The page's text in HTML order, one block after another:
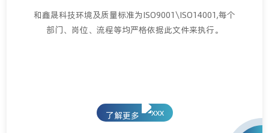
和鑫晟科技环境及质量标准为ISO9001\ISO14001,每个
部门、岗位、流程等均严格依据此文件来执行。
了解更多